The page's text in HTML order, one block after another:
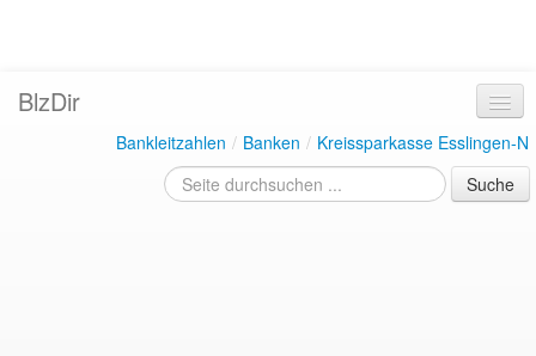
BlzDir
Bankleitzahlen / Banken / Kreissparkasse Esslingen-N
Suche